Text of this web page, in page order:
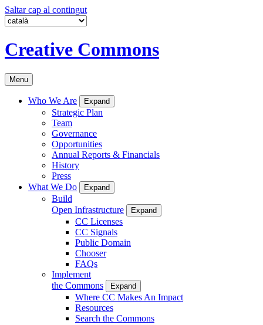
Saltar cap al contingut
Creative Commons
Menu
Who We Are Expand
Strategic Plan
Team
Governance
Opportunities
Annual Reports & Financials
History
Press
What We Do
Expand
Build
Open Infrastructure
Expand
CC Licenses
CC Signals
Public Domain
Chooser
FAQs
Implement
the Commons
Expand
Where CC Makes An Impact
Resources
Search the Commons